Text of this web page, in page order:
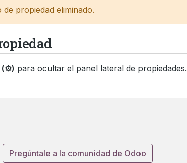
propiedad eliminado.
(⚙) para ocultar el panel lateral de propiedades.
Pregúntale a la comunidad de Odoo